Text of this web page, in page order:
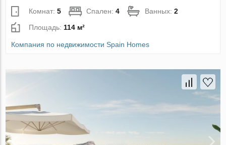
Комнат:5 Спален:4 Ванных:2
Площадь: 114 м²
Компания по недвижимости Spain Homes